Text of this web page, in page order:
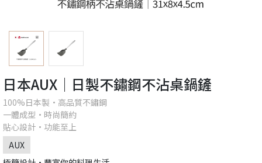
日本AUX│日製不鏽鋼不沾桌鍋鏟
100%日本製•高品質不鏽鋼
一體成型•時尚簡約
貼心設計•功能至上
AUX